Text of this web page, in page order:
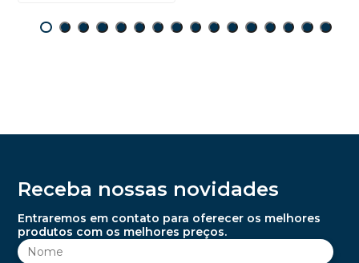
Receba nossas novidades
Entraremos em contato para oferecer os melhores
produtos com os melhores preços.